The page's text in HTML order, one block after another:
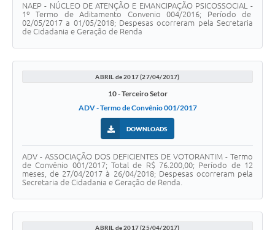
NAEP - NÚCLEO DE ATENÇÃO E EMANCIPAÇÃO PSICOSSOCIAL -
1º Termo de Aditamento Convenio 004/2016; Período de
02/05/2017 a 01/05/2018; Despesas ocorreram pela Secretaria
de Cidadania e Geração de Renda
ABRIL de 2017 (27/04/2017)
10 - Terceiro Setor
ADV - Termo de Convênio 001/2017
DOWNLOADS
ADV - ASSOCIAÇÃO DOS DEFICIENTES DE VOTORANTIM - Termo
de Convênio 001/2017; Total de R$ 76.200,00; Período de 12
meses, de 27/04/2017 à 26/04/2018; Despesas ocorreram pela
Secretaria de Cidadania e Geração de Renda.
ABRIL de 2017 (25/04/2017)